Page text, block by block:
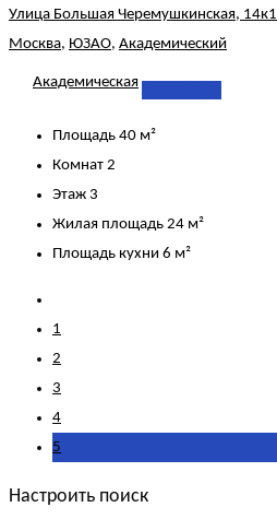
Улица Большая Черемушкинская, 14к1
Москва, ЮЗАО, Академический
Академическая
Площадь 40 м²
Комнат 2
Этаж 3
Жилая площадь 24 м²
Площадь кухни 6 м²
1
2
3
4
5
Настроить поиск